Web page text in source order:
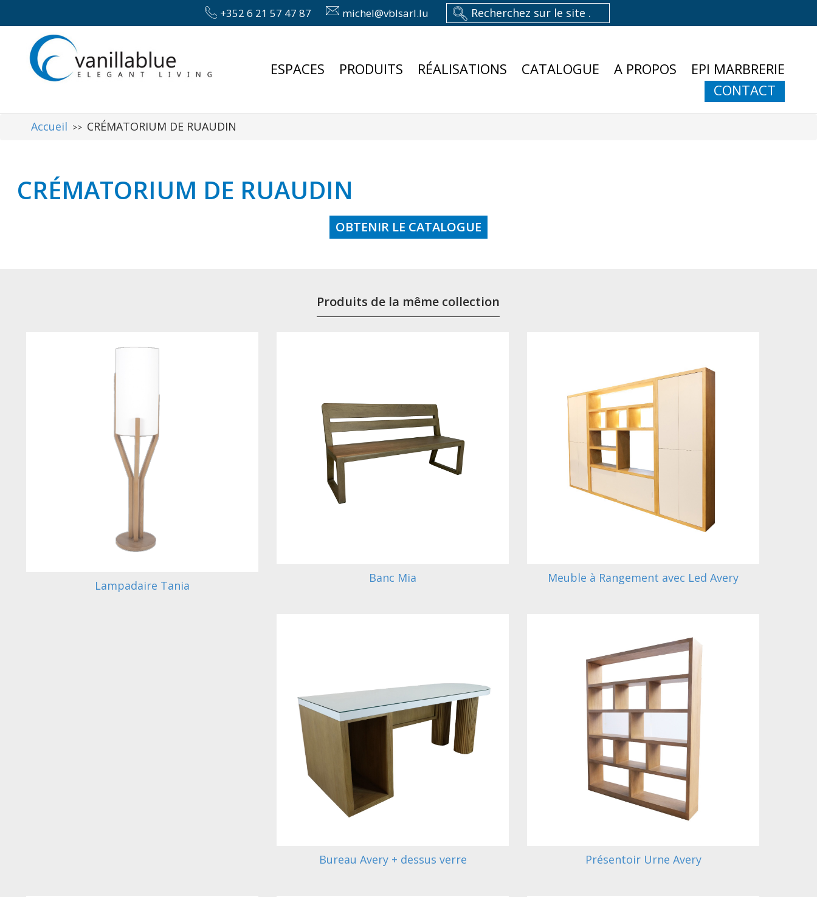
+352 6 21 57 47 87 michel@vblsarl.lu
ESPACES PRODUITS RÉALISATIONS CATALOGUE A PROPOS
EPI MARBRERIE
CONTACT
Accueil >> CRÉMATORIUM DE RUAUDIN
CRÉMATORIUM DE RUAUDIN
OBTENIR LE CATALOGUE
Produits de la même collection
Lampadaire Tania
Banc Mia Meuble à Rangement avec Led Avery
Bureau Avery + dessus verre Présentoir Urne Avery